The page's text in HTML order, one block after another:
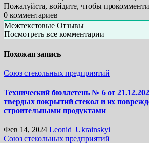
Пожалуйста, войдите, чтобы
0 комментариев
Межтекстовые Отзывы
Посмотреть все комментарии
Похожая запись
Союз стекольных предприятий
Технический бюллетень № 6 от
твердых покрытий стекол и их
строительными продуктами
Фев 14, 2024 Leonid_Ukrainskyi
Союз стекольных предприятий